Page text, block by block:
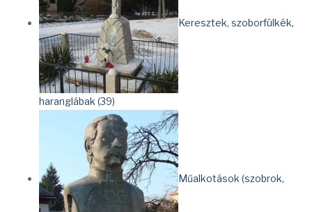
Keresztek, szoborfülkék,
haranglábak (39)
Műalkotások (szobrok,